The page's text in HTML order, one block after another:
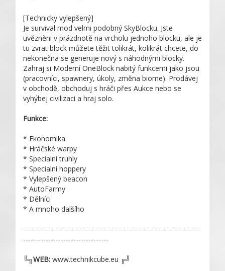
[Technicky vylepšený]
Je survival mod velmi podobný SkyBlocku. Jste
uvězněni v prázdnotě na vrcholu jednoho blocku, ale je
tu zvrat block můžete těžit tolikrát, kolikrát chcete, do
nekonečna se generuje nový s náhodnými blocky.
Zahraj si Moderní OneBlock nabitý funkcemi jako jsou
(pracovníci, spawnery, úkoly, změna biome). Prodávej
v obchodě, obchoduj s hráči přes Aukce nebo se
vyhýbej civilizaci a hraj solo.
Funkce:
* Ekonomika
* Hráčské warpy
* Specialní truhly
* Specialní hoppery
* Vylepšený beacon
* AutoFarmy
* Dělníci
* A mnoho dalšího
-----------------------------------------------------------------------
----------------------------------
╚╗WEB: www.technikcube.eu ╔╝